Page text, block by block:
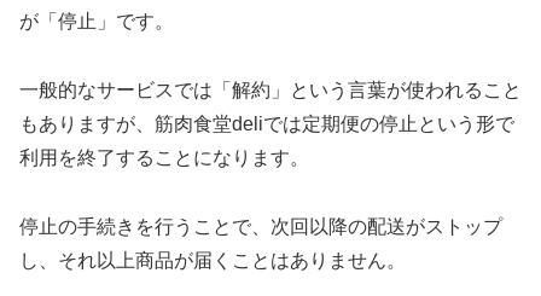
が「停止」です。
一般的なサービスでは「解約」という言葉が使われること
もありますが、筋肉食堂deliでは定期便の停止という形で
利用を終了することになります。
停止の手続きを行うことで、次回以降の配送がストップ
し、それ以上商品が届くことはありません。